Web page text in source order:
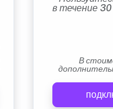
в течение
В